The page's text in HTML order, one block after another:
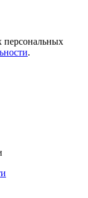
персональных
.